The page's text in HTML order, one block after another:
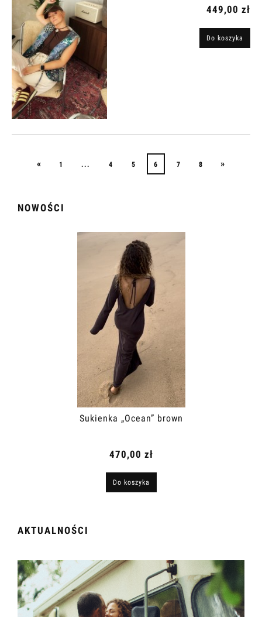
449,00 zł
Do koszyka
« 1 ... 4 5 6 7 8 »
NOWOŚCI
Sukienka „Ocean” brown
470,00 zł
Do koszyka
AKTUALNOŚCI